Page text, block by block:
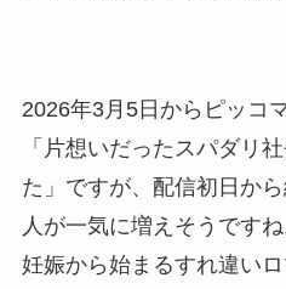
2026年3月5日からピッコ
「片想いだったスパダリ
た」ですが、配信初日か
人が一気に増えそうです
妊娠から始まるすれ違い